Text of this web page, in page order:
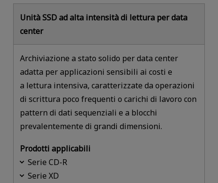
Unità SSD ad alta intensità di lettura per data
center
Archiviazione a stato solido per data center
adatta per applicazioni sensibili ai costi e
a lettura intensiva, caratterizzate da operazioni
di scrittura poco frequenti o carichi di lavoro con
pattern di dati sequenziali e a blocchi
prevalentemente di grandi dimensioni.
Prodotti applicabili
Serie CD-R
Serie XD